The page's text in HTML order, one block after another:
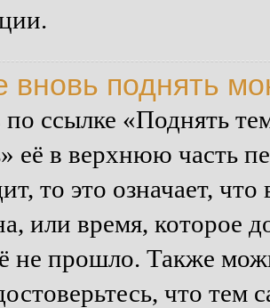
вновь поднять
ссылке «Поднять
её в верхнюю часть
то это означает,
или время, которое
не прошло. Также
что